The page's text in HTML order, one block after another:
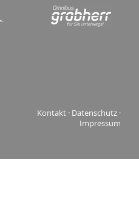
Kontakt · Datenschutz ·
Impressum